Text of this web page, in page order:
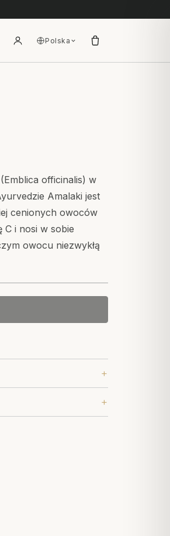
Polska
officinalis) w
Amalaki jest
cenionych owoców
C i nosi w sobie
owocu niezwykłą